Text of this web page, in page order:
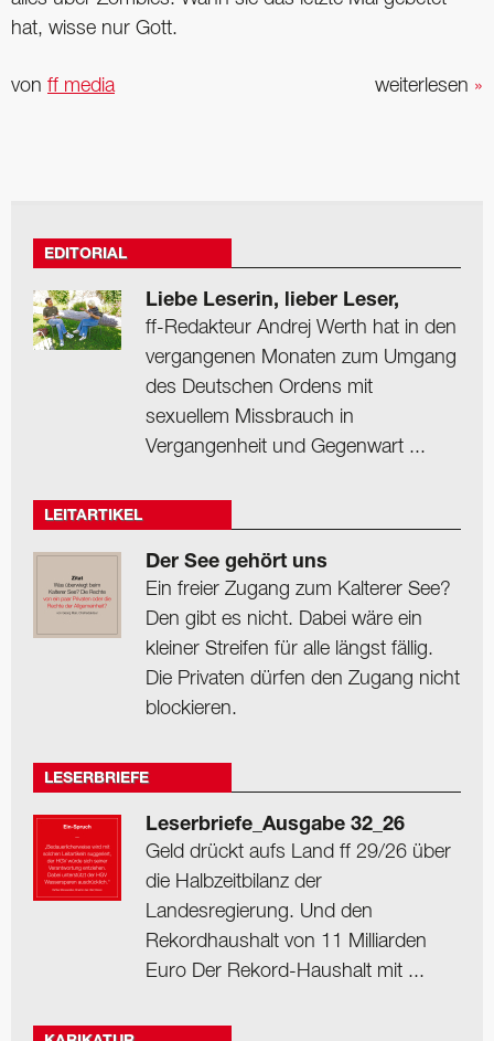
hat, wisse nur Gott.
weiterlesen »
von ff media
EDITORIAL
Liebe Leserin, lieber Leser,
ff-Redakteur Andrej Werth hat in den
vergangenen Monaten zum Umgang
des Deutschen Ordens mit
sexuellem Missbrauch in
Vergangenheit und Gegenwart ...
LEITARTIKEL
Der See gehört uns
Ein freier Zugang zum Kalterer See?
Den gibt es nicht. Dabei wäre ein
kleiner Streifen für alle längst fällig.
Die Privaten dürfen den Zugang nicht
blockieren.
LESERBRIEFE
Leserbriefe_Ausgabe 32_26
Geld drückt aufs Land ff 29/26 über
die Halbzeitbilanz der
Landesregierung. Und den
Rekordhaushalt von 11 Milliarden
Euro Der Rekord-Haushalt mit ...